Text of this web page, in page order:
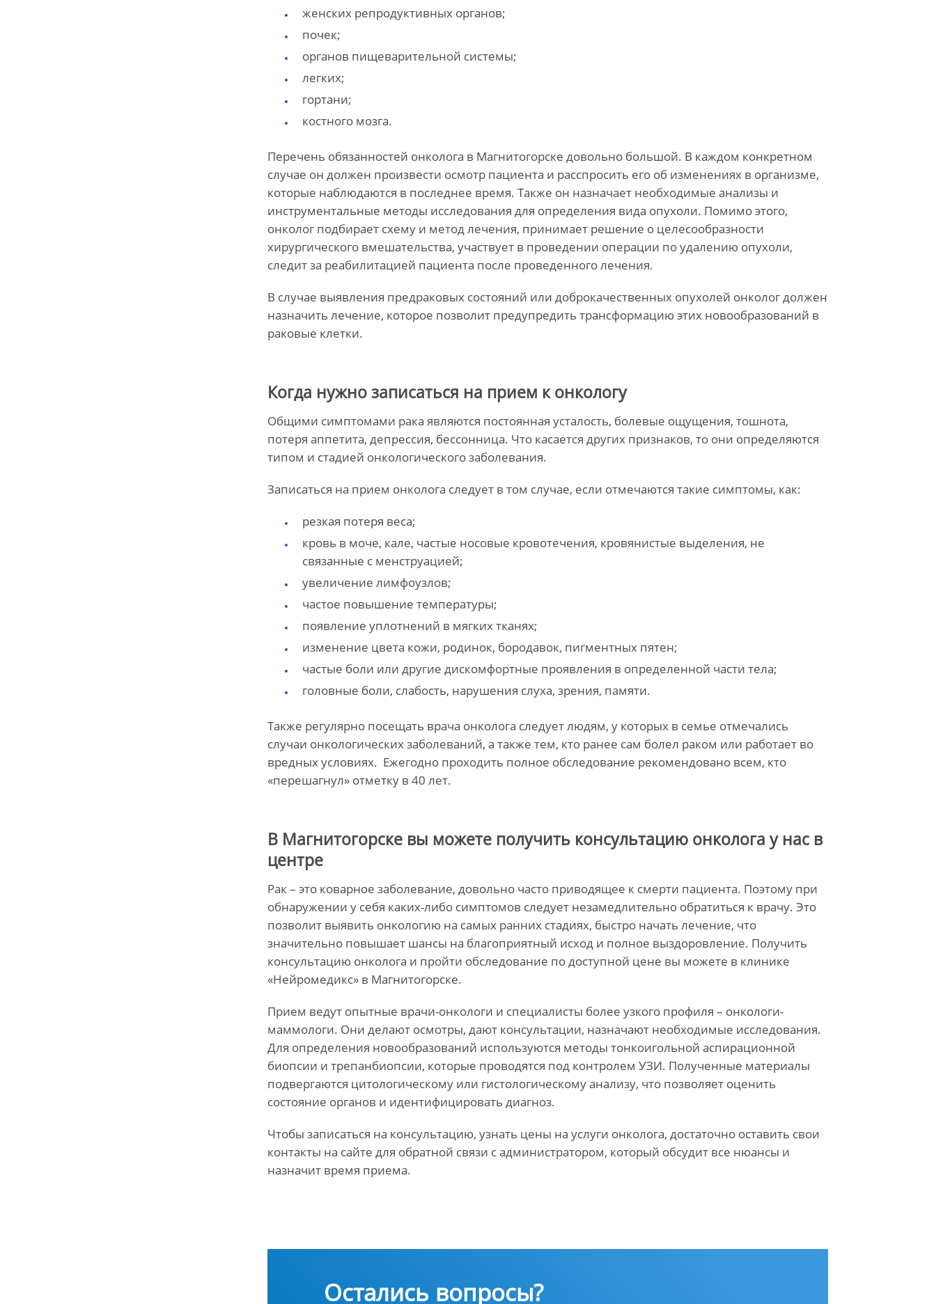
женских репродуктивных органов;
почек;
органов пищеварительной системы;
легких;
гортани;
костного мозга.
Перечень обязанностей онколога в Магнитогорске довольно большой. В каждом конкретном
случае он должен произвести осмотр пациента и расспросить его об изменениях в организме,
которые наблюдаются в последнее время. Также он назначает необходимые анализы и
инструментальные методы исследования для определения вида опухоли. Помимо этого,
онколог подбирает схему и метод лечения, принимает решение о целесообразности
хирургического вмешательства, участвует в проведении операции по удалению опухоли,
следит за реабилитацией пациента после проведенного лечения.
В случае выявления предраковых состояний или доброкачественных опухолей онколог должен
назначить лечение, которое позволит предупредить трансформацию этих новообразований в
раковые клетки.
Когда нужно записаться на прием к онкологу
Общими симптомами рака являются постоянная усталость, болевые ощущения, тошнота,
потеря аппетита, депрессия, бессонница. Что касается других признаков, то они определяются
типом и стадией онкологического заболевания.
Записаться на прием онколога следует в том случае, если отмечаются такие симптомы, как:
резкая потеря веса;
кровь в моче, кале, частые носовые кровотечения, кровянистые выделения, не
связанные с менструацией;
увеличение лимфоузлов;
частое повышение температуры;
появление уплотнений в мягких тканях;
изменение цвета кожи, родинок, бородавок, пигментных пятен;
частые боли или другие дискомфортные проявления в определенной части тела;
головные боли, слабость, нарушения слуха, зрения, памяти.
Также регулярно посещать врача онколога следует людям, у которых в семье отмечались
случаи онкологических заболеваний, а также тем, кто ранее сам болел раком или работает во
вредных условиях. Ежегодно проходить полное обследование рекомендовано всем, кто
«перешагнул» отметку в 40 лет.
В Магнитогорске вы можете получить консультацию онколога у нас в
центре
Рак – это коварное заболевание, довольно часто приводящее к смерти пациента. Поэтому при
обнаружении у себя каких-либо симптомов следует незамедлительно обратиться к врачу. Это
позволит выявить онкологию на самых ранних стадиях, быстро начать лечение, что
значительно повышает шансы на благоприятный исход и полное выздоровление. Получить
консультацию онколога и пройти обследование по доступной цене вы можете в клинике
«Нейромедикс» в Магнитогорске.
Прием ведут опытные врачи-онкологи и специалисты более узкого профиля – онкологи-
маммологи. Они делают осмотры, дают консультации, назначают необходимые исследования.
Для определения новообразований используются методы тонкоигольной аспирационной
биопсии и трепанбиопсии, которые проводятся под контролем УЗИ. Полученные материалы
подвергаются цитологическому или гистологическому анализу, что позволяет оценить
состояние органов и идентифицировать диагноз.
Чтобы записаться на консультацию, узнать цены на услуги онколога, достаточно оставить свои
контакты на сайте для обратной связи с администратором, который обсудит все нюансы и
назначит время приема.
Остались вопросы?